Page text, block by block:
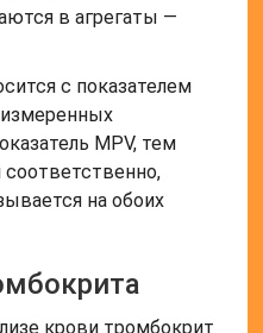
в агрегаты —
с показателем
MPV, тем
на обоих
крови тромбокрит